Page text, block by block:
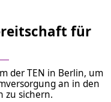
für
der TEN in Berlin, um
an in den
zu sichern.